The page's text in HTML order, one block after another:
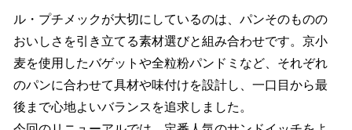
ル・プチメックが大切にしているのは、パンそのものの
おいしさを引き立てる素材選びと組み合わせです。京小
麦を使用したバゲットや全粒粉パンドミなど、それぞれ
のパンに合わせて具材や味付けを設計し、一口目から最
後まで心地よいバランスを追求しました。